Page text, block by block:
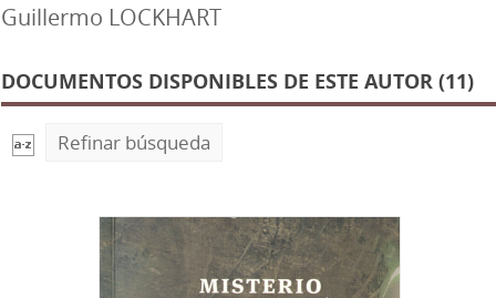
Guillermo LOCKHART
DOCUMENTOS DISPONIBLES DE ESTE AUTOR (11)
Refinar búsqueda